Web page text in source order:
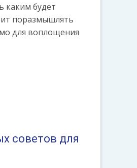
каким будет
поразмышлять
для воплощения
советов для